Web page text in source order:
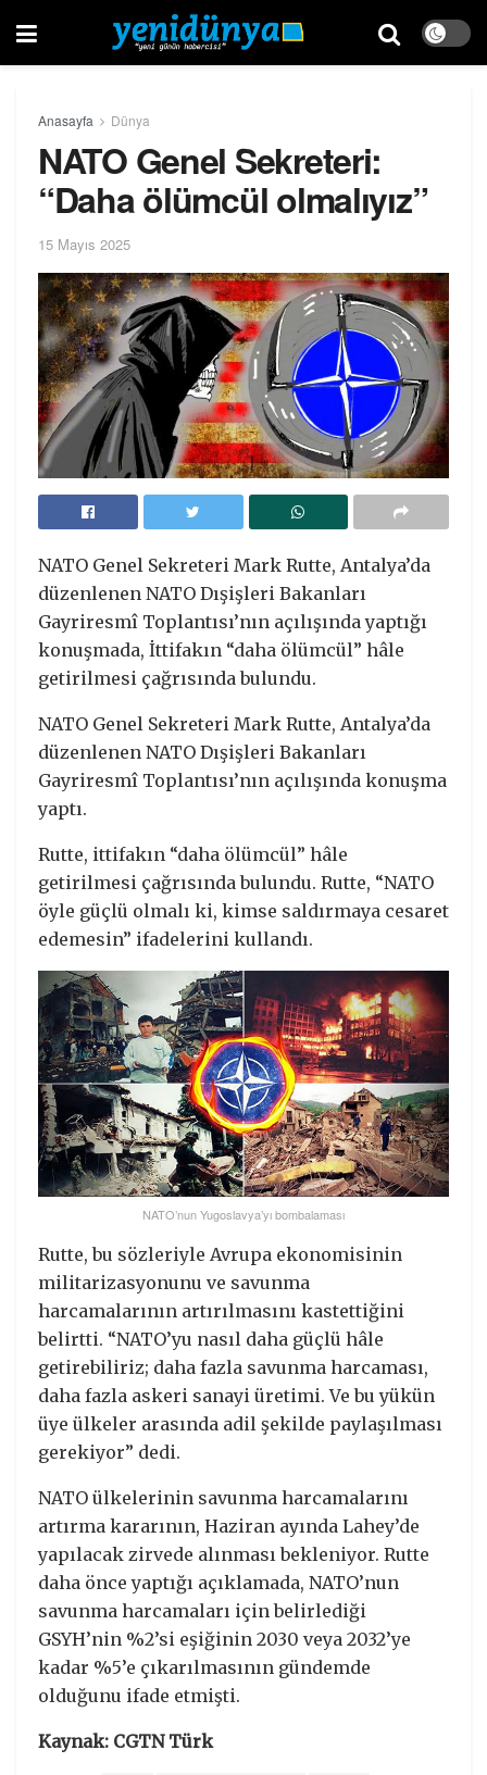
Anasayfa Dünya
NATO Genel Sekreteri:
“Daha ölümcül olmalıyız”
15 Mayıs 2025
NATO Genel Sekreteri Mark Rutte, Antalya’da
düzenlenen NATO Dışişleri Bakanları
Gayriresmî Toplantısı’nın açılışında yaptığı
konuşmada, İttifakın “daha ölümcül” hâle
getirilmesi çağrısında bulundu.
NATO Genel Sekreteri Mark Rutte, Antalya’da
düzenlenen NATO Dışişleri Bakanları
Gayriresmî Toplantısı’nın açılışında konuşma
yaptı.
Rutte, ittifakın “daha ölümcül” hâle
getirilmesi çağrısında bulundu. Rutte, “NATO
öyle güçlü olmalı ki, kimse saldırmaya cesaret
edemesin” ifadelerini kullandı.
NATO’nun Yugoslavya’yı bombalaması
Rutte, bu sözleriyle Avrupa ekonomisinin
militarizasyonunu ve savunma
harcamalarının artırılmasını kastettiğini
belirtti. “NATO’yu nasıl daha güçlü hâle
getirebiliriz; daha fazla savunma harcaması,
daha fazla askeri sanayi üretimi. Ve bu yükün
üye ülkeler arasında adil şekilde paylaşılması
gerekiyor” dedi.
NATO ülkelerinin savunma harcamalarını
artırma kararının, Haziran ayında Lahey’de
yapılacak zirvede alınması bekleniyor. Rutte
daha önce yaptığı açıklamada, NATO’nun
savunma harcamaları için belirlediği
GSYH’nin %2’si eşiğinin 2030 veya 2032’ye
kadar %5’e çıkarılmasının gündemde
olduğunu ifade etmişti.
Kaynak: CGTN Türk